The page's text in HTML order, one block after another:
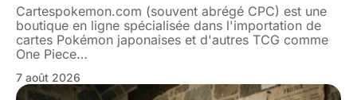
Cartespokemon.com (souvent abrégé CPC) est une
boutique en ligne spécialisée dans l'importation de
cartes Pokémon japonaises et d'autres TCG comme
One Piece…
7 août 2026